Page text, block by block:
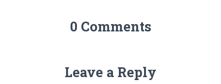
0 Comments
Leave a Reply